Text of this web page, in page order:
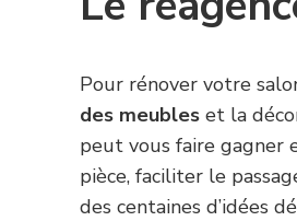
Pour rénover votre
des meubles et la
peut vous faire gagner
pièce, faciliter le
des centaines d’idées